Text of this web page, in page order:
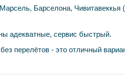
Барселона,
адекватные, сервис быстрый.
перелётов - это отличный